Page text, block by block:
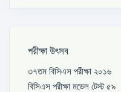
পরীক্ষা উৎসব
৩৭তম বিসিএস পরীক্ষা ২০১৬
বিসিএস পরীক্ষা মডেল টেস্ট ৫৯